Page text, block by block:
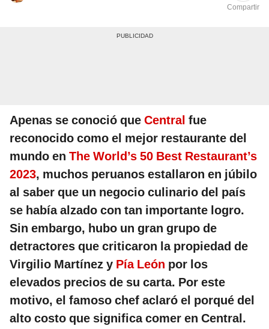
Compartir
Apenas se conoció que Central fue
reconocido como el mejor restaurante del
mundo en The World’s 50 Best Restaurant’s
2023, muchos peruanos estallaron en júbilo
al saber que un negocio culinario del país
se había alzado con tan importante logro.
Sin embargo, hubo un gran grupo de
detractores que criticaron la propiedad de
Virgilio Martínez y Pía León por los
elevados precios de su carta. Por este
motivo, el famoso chef aclaró el porqué del
alto costo que significa comer en Central.